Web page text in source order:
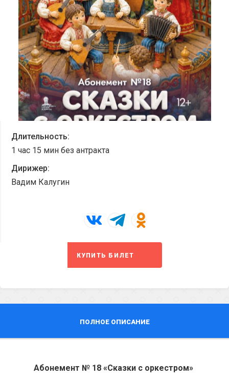
Длительность:
1 час 15 мин без антракта
Дирижер:
Вадим Калугин
КУПИТЬ БИЛЕТ
ПОЛНОЕ ОПИСАНИЕ
Абонемент № 18 «Сказки с оркестром»
СМИ О НАС
ВИДЕО
ДОСТУПНАЯ СРЕДА
Войти в личный кабинет